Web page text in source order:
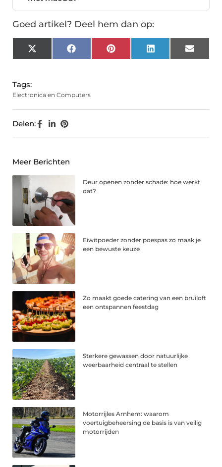
Goed artikel? Deel hem dan op:
X
(Twitter)
FacebookPinterest LinkedIn Email
Tags:
Electronica en Computers
Delen:
Meer Berichten
Deur openen zonder schade: hoe werkt
dat?
Eiwitpoeder zonder poespas zo maak je
een bewuste keuze
Zo maakt goede catering van een bruiloft
een ontspannen feestdag
Sterkere gewassen door natuurlijke
weerbaarheid centraal te stellen
Motorrijles Arnhem: waarom
voertuigbeheersing de basis is van veilig
motorrijden